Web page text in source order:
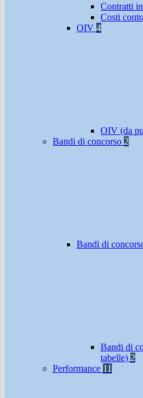
Contratti
Costi
OIV 4
OIV (da
Bandi di concorso 2
Bandi di
Bandi di
tabelle) 2
Performance 11